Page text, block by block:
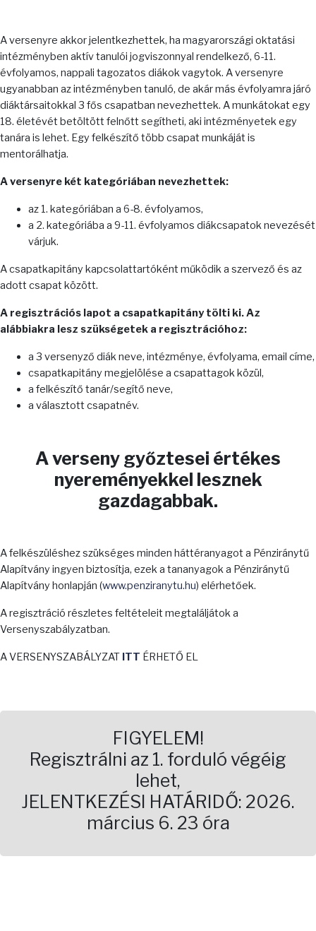
A versenyre akkor jelentkezhettek, ha magyarországi oktatási
intézményben aktív tanulói jogviszonnyal rendelkező, 6-11.
évfolyamos, nappali tagozatos diákok vagytok. A versenyre
ugyanabban az intézményben tanuló, de akár más évfolyamra járó
diáktársaitokkal 3 fős csapatban nevezhettek. A munkátokat egy
18. életévét betöltött felnőtt segítheti, aki intézményetek egy
tanára is lehet. Egy felkészítő több csapat munkáját is
mentorálhatja.
A versenyre két kategóriában nevezhettek:
az 1. kategóriában a 6-8. évfolyamos,
a 2. kategóriába a 9-11. évfolyamos diákcsapatok nevezését
várjuk.
A csapatkapitány kapcsolattartóként működik a szervező és az
adott csapat között.
A regisztrációs lapot a csapatkapitány tölti ki. Az
alábbiakra lesz szükségetek a regisztrációhoz:
a 3 versenyző diák neve, intézménye, évfolyama, email címe,
csapatkapitány megjelölése a csapattagok közül,
a felkészítő tanár/segítő neve,
a választott csapatnév.
A verseny győztesei értékes
nyereményekkel lesznek
gazdagabbak.
A felkészüléshez szükséges minden háttéranyagot a Pénziránytű
Alapítvány ingyen biztosítja, ezek a tananyagok a Pénziránytű
Alapítvány honlapján (www.penziranytu.hu) elérhetőek.
A regisztráció részletes feltételeit megtaláljátok a
Versenyszabályzatban.
A VERSENYSZABÁLYZAT ITT ÉRHETŐ EL
FIGYELEM!
Regisztrálni az 1. forduló végéig
lehet,
JELENTKEZÉSI HATÁRIDŐ: 2026.
március 6. 23 óra